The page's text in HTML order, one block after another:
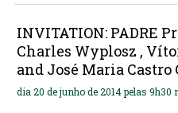
INVITATION: PADRE
Charles Wyplosz ,
and José Maria Castro
dia 20 de junho de 2014 pelas 9h30